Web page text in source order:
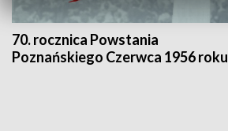
70. rocznica Powstania
Poznańskiego Czerwca 1956 roku